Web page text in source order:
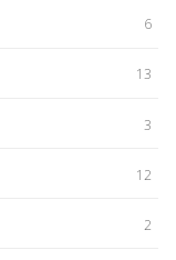
6
13
3
12
2